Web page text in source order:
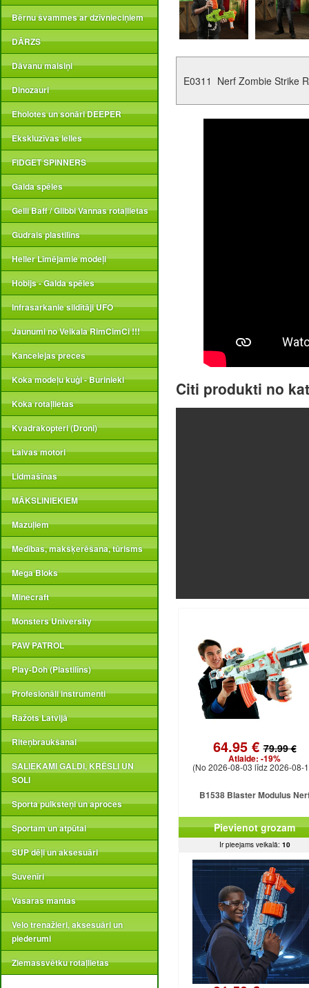
Bērnu švammes ar dzīvnieciņiem
DĀRZS
Dāvanu maisiņi
Dinozauri
Eholotes un sonāri DEEPER
Ekskluzīvas lelles
FIDGET SPINNERS
Galda spēles
Gelli Baff / Glibbi Vannas rotaļlietas
Gudrais plastilīns
Heller Līmējamie modeļi
Hobijs - Galda spēles
Infrasarkanie sildītāji UFO
Jaunumi no Veikala RimCimCi !!!
Kancelejas preces
Koka modeļu kuģi - Burinieki
Koka rotaļlietas
Kvadrakopteri (Droni)
Laivas motori
Lidmašīnas
MĀKSLINIEKIEM
Mazuļiem
Medības, makšķerēšana, tūrisms
Mega Bloks
Minecraft
Monsters University
PAW PATROL
Play-Doh (Plastilīns)
Profesionāli instrumenti
Ražots Latvijā
Riteņbraukšanai
SALIEKAMI GALDI, KRĒSLI UN
SOLI
Sporta pulksteņi un aproces
Sportam un atpūtai
SUP dēļi un aksesuāri
Suvenīri
Vasaras mantas
Velo trenažieri, aksesuāri un
piederumi
Ziemassvētku rotaļlietas
E0311 Nerf Zombie Strike
Citi produkti no
64.95 €79.99 €
Atlaide: -19%
(No 2026-08-03 līdz 2026-08-
B1538 Blaster Modulus
Pievienot grozam
Ir pieejams veikalā: 10